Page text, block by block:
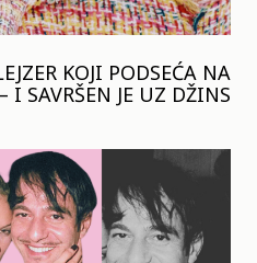
KOJI PODSEĆA NA
I SAVRŠEN JE UZ DŽINS